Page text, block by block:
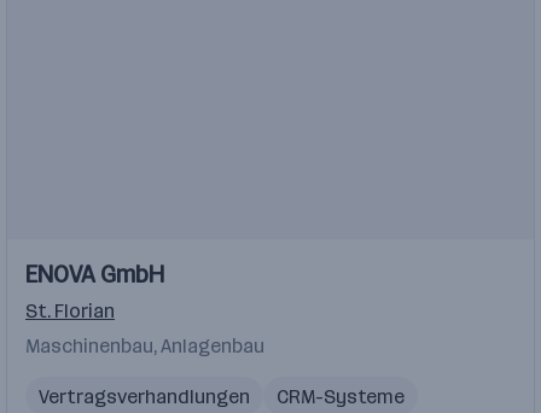
ENOVA GmbH
St. Florian
Maschinenbau, Anlagenbau
Vertragsverhandlungen
CRM-Systeme